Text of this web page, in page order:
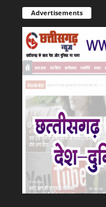
Advertisements